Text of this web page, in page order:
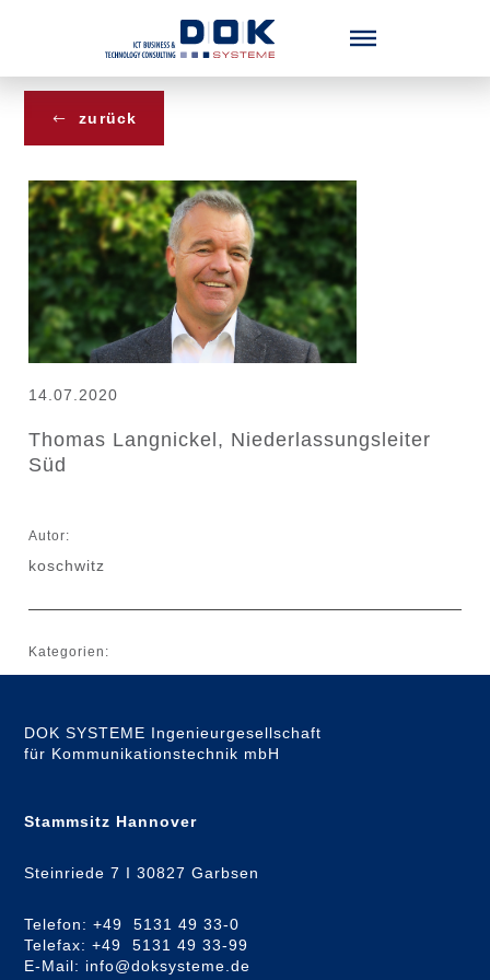
zurück
14.07.2020
Thomas Langnickel, Niederlassungsleiter
Süd
Autor:
koschwitz
Kategorien:
DOK SYSTEME Ingenieurgesellschaft
für Kommunikationstechnik mbH
Stammsitz Hannover
Steinriede 7 I 30827 Garbsen
Telefon: +49 5131 49 33-0
Telefax: +49 5131 49 33-99
E-Mail: info@doksysteme.de